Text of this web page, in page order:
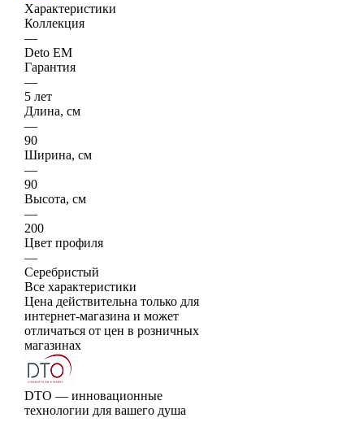
Характеристики
Коллекция
—
Deto ЕМ
Гарантия
—
5 лет
Длина, см
—
90
Ширина, см
—
90
Высота, см
—
200
Цвет профиля
—
Серебристый
Все характеристики
Цена действительна только для
интернет-магазина и может
отличаться от цен в розничных
магазинах
DTO — инновационные
технологии для вашего душа